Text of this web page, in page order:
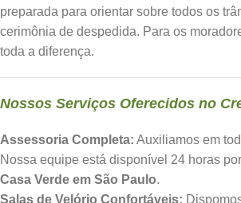
preparada para orientar sobre todos os
cerimônia de despedida. Para os
toda a diferença.
Nossos Serviços Oferecidos no
Assessoria Completa: Auxiliamos em
Nossa equipe está disponível 24 horas
Casa Verde em São Paulo.
Salas de Velório Confortáveis: